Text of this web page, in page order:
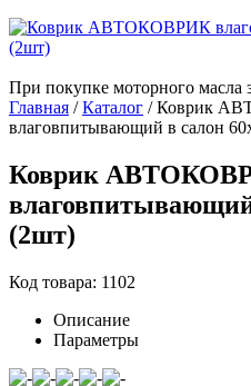
При покупке моторного масла
Главная /Каталог /Коврик
влаговпитывающий в салон
Коврик
(2шт)
Код товара: 1102
Описание
Параметры